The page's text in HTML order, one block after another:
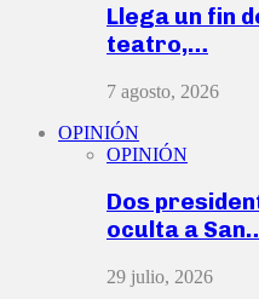
Llega un fin
teatro,…
7 agosto, 2026
OPINIÓN
OPINIÓN
Dos
oculta a
29 julio, 2026